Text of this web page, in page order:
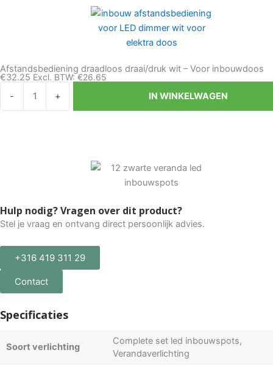
Afstandsbediening draadloos draai/druk wit – Voor inbouwdoos
€32.25 Excl. BTW:€26.65
-
draadloos
+ IN WINKELWAGEN
Hulp nodig? Vragen over dit product?
Stel je vraag en ontvang direct persoonlijk advies.
+316 419 311 29
Contact
Specificaties
Soort verlichting
Complete set led inbouwspots,
Verandaverlichting